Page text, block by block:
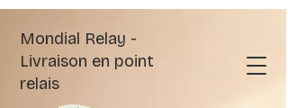
Mondial Relay -
Livraison en point
relais